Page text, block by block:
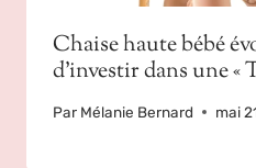
Chaise haute bébé
d’investir dans une «
Par Mélanie Bernard mai